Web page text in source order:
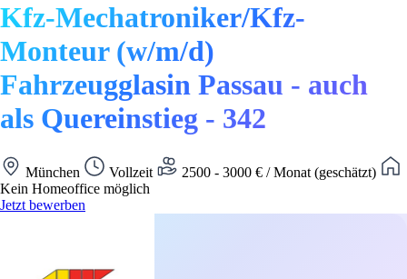
Kfz-Mechatroniker/Kfz-
Monteur (w/m/d)
Fahrzeugglasin Passau - auch
als Quereinstieg - 342
München Vollzeit
2500 - 3000 € / Monat (geschätzt)
Kein Homeoffice möglich
Jetzt bewerben